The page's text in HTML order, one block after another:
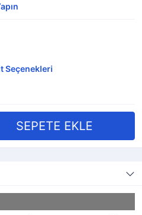
Seçenekleri